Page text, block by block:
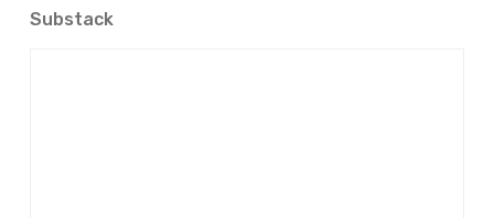
Substack